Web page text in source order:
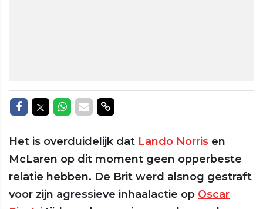
Delen op Facebook
Delen op Twitter
Delen op Whatsapp
Delen via Mail
Delen via link
Het is overduidelijk dat Lando Norris en
McLaren op dit moment geen opperbeste
relatie hebben. De Brit werd alsnog gestraft
voor zijn agressieve inhaalactie op Oscar